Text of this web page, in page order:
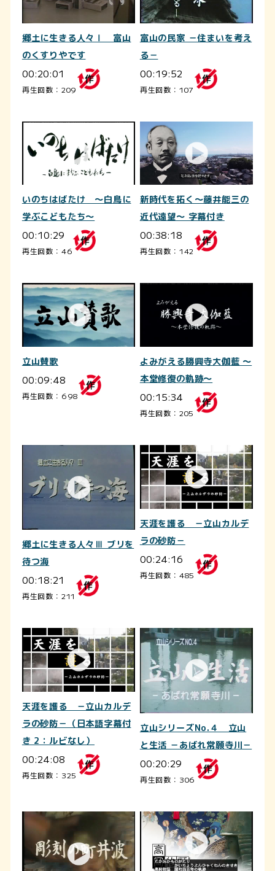
郷土に生きる人々Ⅰ 富山
のくすりやです
00:20:01
再生回数：209
富山の民家 －住まいを考え
る－
00:19:52
再生回数：107
いのちはばたけ ～白鳥に
学ぶこどもたち～
00:10:29
再生回数：46
新時代を拓く～藤井能三の
近代遠望～ 字幕付き
00:38:18
再生回数：142
立山賛歌
00:09:48
再生回数：698
よみがえる勝興寺大伽藍 ～
本堂修復の軌跡～
00:15:34
再生回数：205
郷土に生きる人々Ⅲ ブリを
待つ海
00:18:21
再生回数：211
天涯を護る －立山カルデ
ラの砂防－
00:24:16
再生回数：485
天涯を護る －立山カルデ
ラの砂防－（日本語字幕付
き 2：ルビなし）
00:24:08
再生回数：325
立山シリーズNo.４ 立山
と生活 －あばれ常願寺川－
00:20:29
再生回数：306